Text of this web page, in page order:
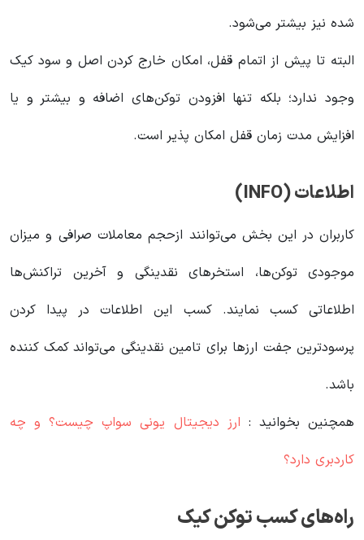
شده نیز بیشتر می‌شود.
البته تا پیش از اتمام قفل، امکان خارج کردن اصل و سود کیک
وجود ندارد؛ بلکه تنها افزودن توکن‌های اضافه و بیشتر و یا
افزایش مدت زمان قفل امکان پذیر است.
اطلاعات (INFO)
کاربران در این بخش می‌توانند ازحجم معاملات صرافی و میزان
موجودی توکن‌ها، استخرهای نقدینگی و آخرین تراکنش‌ها
اطلاعاتی کسب نمایند. کسب این اطلاعات در پیدا کردن
پرسودترین جفت ارزها برای تامین نقدینگی می‌تواند کمک کننده
باشد.
همچنین بخوانید : ارز دیجیتال یونی سواپ چیست؟ و چه
کاردبری دارد؟
راه‌های کسب توکن کیک